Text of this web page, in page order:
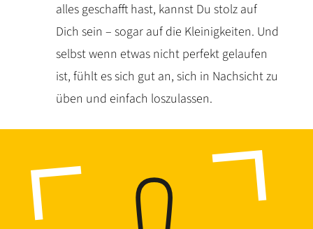
alles geschafft hast, kannst Du stolz auf
Dich sein – sogar auf die Kleinigkeiten. Und
selbst wenn etwas nicht perfekt gelaufen
ist, fühlt es sich gut an, sich in Nachsicht zu
üben und einfach loszulassen.